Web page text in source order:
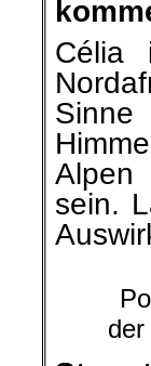
Célia
sein.